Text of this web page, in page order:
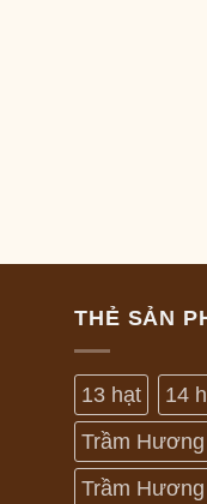
THẺ SẢN
13 hạt 14
Trầm
Trầm